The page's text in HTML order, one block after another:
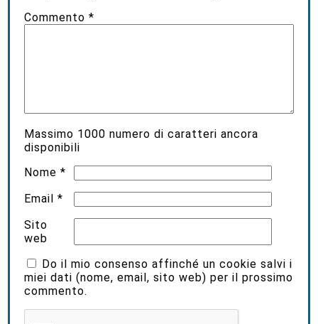
Commento*
Massimo 1000 numero di caratteri ancora
disponibili
Nome*
Email*
Sito
web
Do il mio consenso affinché un cookie salvi i
miei dati (nome, email, sito web) per il prossimo
commento.